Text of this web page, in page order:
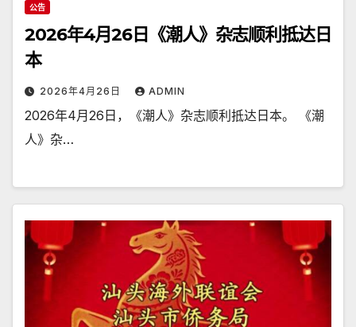
公告
2026年4月26日《潮人》杂志顺利抵达日
本
2026年4月26日 ADMIN
2026年4月26日，《潮人》杂志顺利抵达日本。 《潮
人》杂…